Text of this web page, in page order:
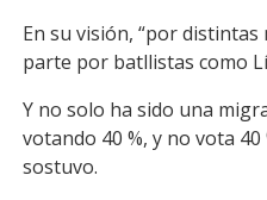
Link
En su visión, “por
parte por batllistas como
Y no solo ha sido una
votando 40 %, y no vota
sostuvo.